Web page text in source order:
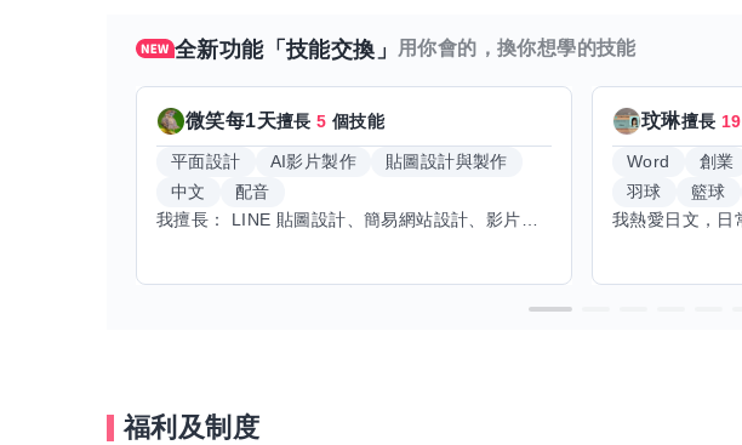
全新功能「技能交換」 用你會的，換你想學的技能
微笑每1天擅長5 個技能
平面設計 AI影片製作
貼圖設計與製作
中文
配音
我擅長： LINE 貼圖設計、簡易網站設計、影片剪輯、配音、AI 影片創作、音樂創作（原創歌曲／純音樂／配樂） 希望交換技能： ① 游泳（想學：自由式、蝶式） 已會基礎蛙式、仰式，但姿勢尚未標準，希望有人協助修正動作、提升效率。 ② 鋼琴（目前約巴哈初階程度） ③ 英文（程度約 B1～B2） 交換方式： 捷運可到處，部分技能可線上交換。
玟琳擅長 19
Word 創業
羽球
籃球
福利及制度